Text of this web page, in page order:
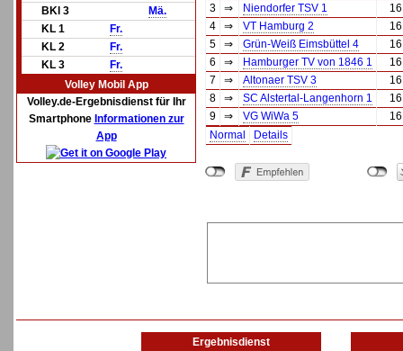
BKl 3
Mä.
KL 1
Fr.
KL 2
Fr.
KL 3
Fr.
Volley Mobil App
Volley.de-Ergebnisdienst für Ihr
Smartphone Informationen zur
App
3
⇒ Niendorfer TSV 1
16
4
⇒ VT Hamburg 2
16
5
⇒ Grün-Weiß Eimsbüttel 4
16
6
⇒ Hamburger TV von 1846 1
16
7
⇒ Altonaer TSV 3
16
8
⇒ SC Alstertal-Langenhorn 1
16
9
⇒ VG WiWa 5
16
Normal
Details
Ergebnisdienst